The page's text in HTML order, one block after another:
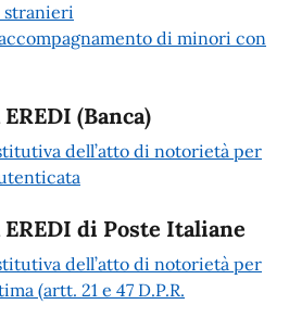
di minori con
(Banca)
dell’atto di notorietà per
di Poste Italiane
dell’atto di notorietà per
(artt. 21 e 47 D.P.R.